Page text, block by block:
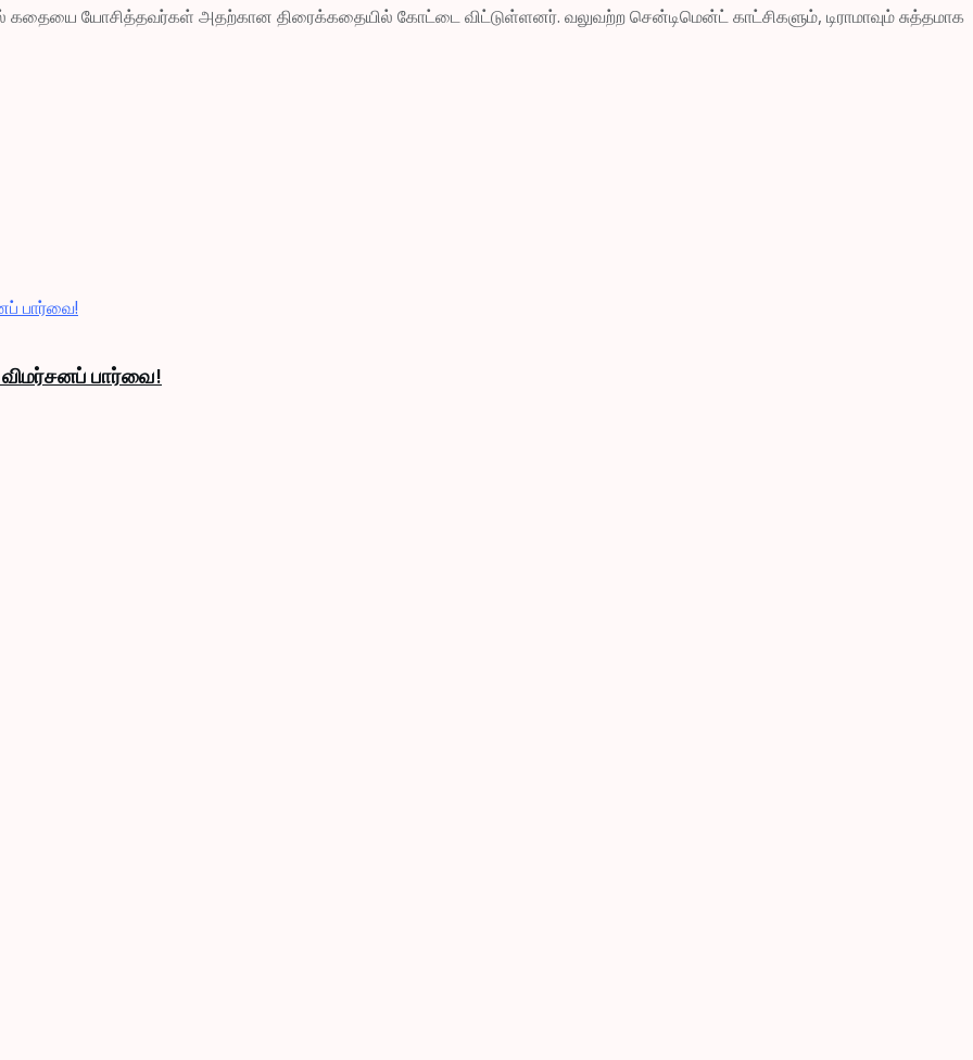
யோசித்தவர்கள் அதற்கான திரைக்கதையில் கோட்டை விட்டுள்ளனர். வலுவற்ற சென்டிமென்ட் காட்சிகளும், டிராமாவும் சுத்தமாக
விமர்சனப் பார்வை!